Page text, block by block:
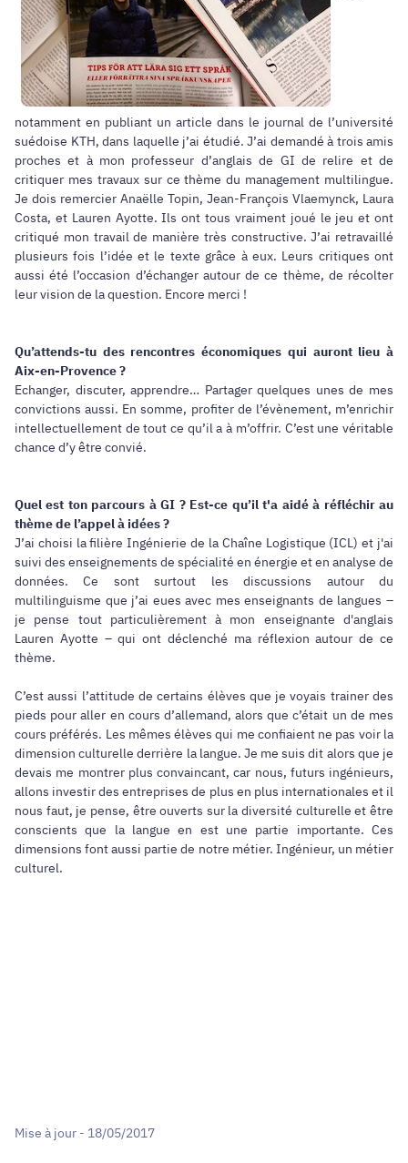
notamment en publiant un article dans le journal de l’université
suédoise KTH, dans laquelle j’ai étudié. J’ai demandé à trois amis
proches et à mon professeur d’anglais de GI de relire et de
critiquer mes travaux sur ce thème du management multilingue.
Je dois remercier Anaëlle Topin, Jean-François Vlaemynck, Laura
Costa, et Lauren Ayotte. Ils ont tous vraiment joué le jeu et ont
critiqué mon travail de manière très constructive. J’ai retravaillé
plusieurs fois l’idée et le texte grâce à eux. Leurs critiques ont
aussi été l’occasion d’échanger autour de ce thème, de récolter
leur vision de la question. Encore merci !
Qu’attends-tu des rencontres économiques qui auront lieu à
Aix-en-Provence ?
Echanger, discuter, apprendre… Partager quelques unes de mes
convictions aussi. En somme, profiter de l’évènement, m’enrichir
intellectuellement de tout ce qu’il a à m’offrir. C’est une véritable
chance d’y être convié.
Quel est ton parcours à GI ? Est-ce qu’il t'a aidé à réfléchir au
thème de l’appel à idées ?
J’ai choisi la filièreIngénierie de la Chaîne Logistique (ICL) et j'ai
suivi des enseignements de spécialité en énergie et en analyse de
données. Ce sont surtout les discussions autour du
multilinguisme que j’ai eues avec mes enseignants de langues –
je pense tout particulièrement à mon enseignante d'anglais
Lauren Ayotte – qui ont déclenché ma réflexion autour de ce
thème.
C’est aussi l’attitude de certains élèves que je voyais trainer des
pieds pour aller en cours d’allemand, alors que c’était un de mes
cours préférés. Les mêmes élèves qui me confiaient ne pas voir la
dimension culturelle derrière la langue. Je me suis dit alors que je
devais me montrer plus convaincant, car nous, futurs ingénieurs,
allons investir des entreprises de plus en plus internationales et il
nous faut, je pense, être ouverts sur la diversité culturelle et être
conscients que la langue en est une partie importante. Ces
dimensions font aussi partie de notre métier. Ingénieur, un métier
culturel.
Mise à jour - 18/05/2017